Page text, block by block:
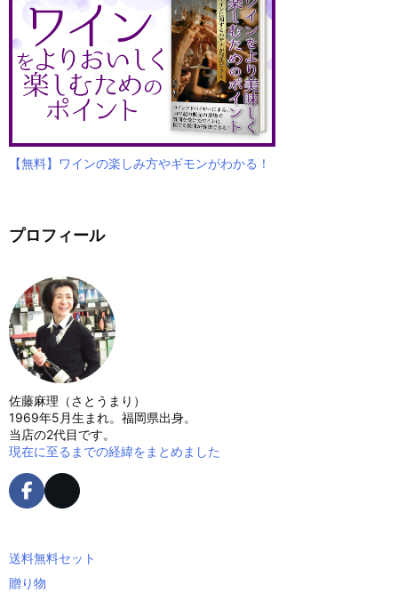
【無料】ワインの楽しみ方やギモンがわかる！
プロフィール
佐藤麻理（さとうまり）
1969年5月生まれ。福岡県出身。
当店の2代目です。
現在に至るまでの経緯をまとめました
送料無料セット
贈り物